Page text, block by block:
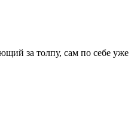
за толпу, сам по себе уже